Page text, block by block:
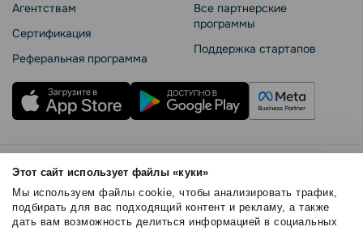
Этот сайт использует файлы «куки»
Мы используем файлы cookie, чтобы анализировать трафик,
подбирать для вас подходящий контент и рекламу, а также
дать вам возможность делиться информацией в социальных
Агентствам
Сертификация
Реферальная программа
Все партнерские
программы
Поддержка стартапов
Правила использования
Безопасность SendPulse
Политика конфиденциальности
Политика Cookies